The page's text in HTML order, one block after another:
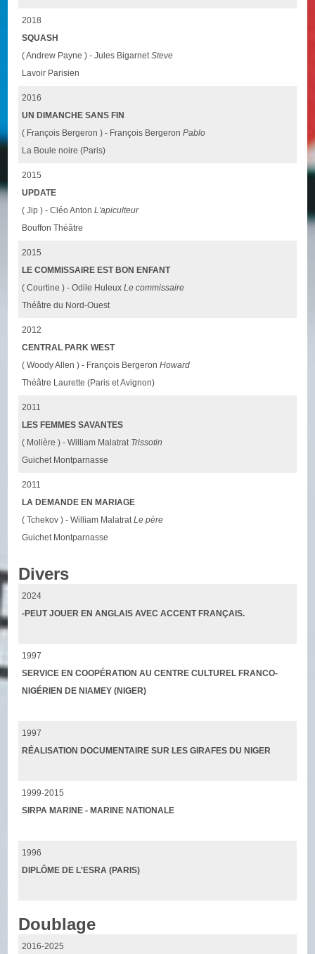
2018
SQUASH
( Andrew Payne ) - Jules BigarnetSteve
Lavoir Parisien
2016
UN DIMANCHE SANS FIN
( François Bergeron ) - François BergeronPablo
La Boule noire (Paris)
2015
UPDATE
( Jip ) - Cléo AntonL'apiculteur
Bouffon Théâtre
2015
LE COMMISSAIRE EST BON ENFANT
( Courtine ) - Odile HuleuxLe commissaire
Théâtre du Nord-Ouest
2012
CENTRAL PARK WEST
( Woody Allen ) - François BergeronHoward
Théâtre Laurette (Paris et Avignon)
2011
LES FEMMES SAVANTES
( Molière ) - William Malatrat Trissotin
Guichet Montparnasse
2011
LA DEMANDE EN MARIAGE
( Tchekov ) - William MalatratLe père
Guichet Montparnasse
Divers
2024
-PEUT JOUER EN ANGLAIS AVEC ACCENT FRANÇAIS.
1997
SERVICE EN COOPÉRATION AU CENTRE CULTUREL FRANCO-
NIGÉRIEN DE NIAMEY (NIGER)
1997
RÉALISATION DOCUMENTAIRE SUR LES GIRAFES DU NIGER
1999-2015
SIRPA MARINE - MARINE NATIONALE
1996
DIPLÔME DE L'ESRA (PARIS)
Doublage
2016-2025